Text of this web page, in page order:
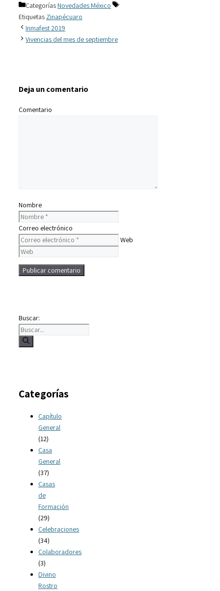
CategoríasNovedades México
Etiquetas Zinapécuaro
Inmafest 2019
Vivencias del mes de septiembre
Deja un comentario
Comentario
Nombre
Correo electrónico
Web
Buscar:
Categorías
Capítulo
General
(12)
Casa
General
(37)
Casas
de
Formación
(29)
Celebraciones
(34)
Colaboradores
(3)
Divino
Rostro